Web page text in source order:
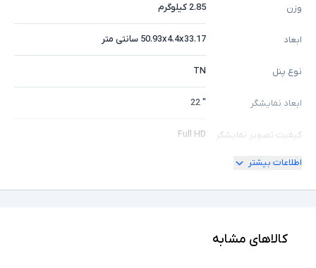
وزن 2.85 کیلوگرم
ابعاد 50.93x4.4x33.17 سانتی متر
نوع پنل TN
ابعاد نمایشگر " 22
کیفیت تصویر نمایشگر Full HD
امکان چرخش
اطلاعات بیشتر
کالاهای مشابه